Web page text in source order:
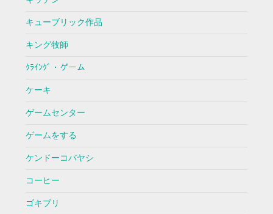
キューブリック作品
キング牧師
ｸﾗｲﾝｸﾞ・ゲーム
ケーキ
ゲームセンター
ゲームをする
ケンドーコバヤシ
コーヒー
ゴキブリ